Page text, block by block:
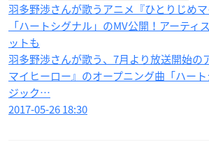
羽多野渉さんが歌うアニメ『ひとりじめ
「ハートシグナル」のMV公開！アーティ
ットも
羽多野渉さんが歌う、7月より放送開始の
マイヒーロー』のオープニング曲「ハー
ジック…
2017-05-26 18:30